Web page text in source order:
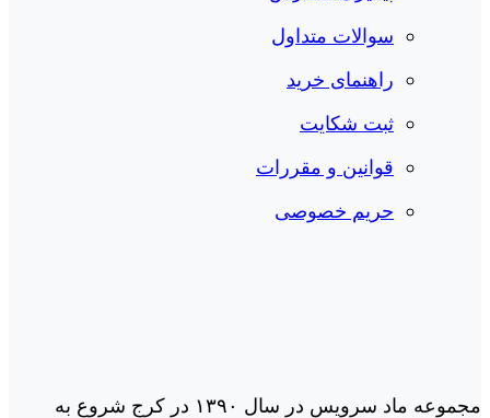
سوالات متداول
راهنمای خرید
ثبت شکایت
قوانین و مقررات
حریم خصوصی
مجموعه ماد سرویس در سال ١٣٩٠ در کرج شروع به